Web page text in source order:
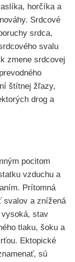
horčíka a
Srdcové
srdca,
svalu
zmene srdcovej
štítnej žľazy,
drog a
pocitom
vzduchu a
Prítomná
svalov a znížená
stav
tlaku, šoku a
Ektopické
sú